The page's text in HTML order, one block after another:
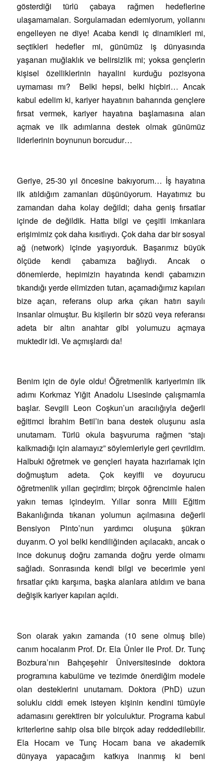
gösterdiği türlü çabaya rağmen hedeflerine
ulaşamamaları. Sorgulamadan edemiyorum, yollarını
engelleyen ne diye! Acaba kendi iç dinamikleri mi,
seçtikleri hedefler mi, günümüz iş dünyasında
yaşanan muğlaklık ve belirsizlik mi; yoksa gençlerin
kişisel özelliklerinin hayalini kurduğu pozisyona
uymaması mı? Belki hepsi, belki hiçbiri… Ancak
kabul edelim ki, kariyer hayatının baharında gençlere
fırsat vermek, kariyer hayatına başlamasına alan
açmak ve ilk adımlarına destek olmak günümüz
liderlerinin boynunun borcudur…
Geriye, 25-30 yıl öncesine bakıyorum… İş hayatına
ilk atıldığım zamanları düşünüyorum. Hayatımız bu
zamandan daha kolay değildi; daha geniş fırsatlar
içinde de değildik. Hatta bilgi ve çeşitli imkanlara
erişimimiz çok daha kısıtlıydı. Çok daha dar bir sosyal
ağ (network) içinde yaşıyorduk. Başarımız büyük
ölçüde kendi çabamıza bağlıydı. Ancak o
dönemlerde, hepimizin hayatında kendi çabamızın
tıkandığı yerde elimizden tutan, açamadığımız kapıları
bize açan, referans olup arka çıkan hatırı sayılı
insanlar olmuştur. Bu kişilerin bir sözü veya referansı
adeta bir altın anahtar gibi yolumuzu açmaya
muktedir idi. Ve açmışlardı da!
Benim için de öyle oldu! Öğretmenlik kariyerimin ilk
adımı Korkmaz Yiğit Anadolu Lisesinde çalışmamla
başlar. Sevgili Leon Coşkun’un aracılığıyla değerli
eğitimci İbrahim Betil’in bana destek oluşunu asla
unutamam. Türlü okula başvuruma rağmen “stajı
kalkmadığı için alamayız” söylemleriyle geri çevrildim.
Halbuki öğretmek ve gençleri hayata hazırlamak için
doğmuştum adeta. Çok keyifli ve doyurucu
öğretmenlik yılları geçirdim; birçok öğrencimle halen
yakın temas içindeyim. Yıllar sonra Milli Eğitim
Bakanlığında tıkanan yolumun açılmasına değerli
Bensiyon Pinto’nun yardımcı oluşuna şükran
duyarım. O yol belki kendiliğinden açılacaktı, ancak o
ince dokunuş doğru zamanda doğru yerde olmamı
sağladı. Sonrasında kendi bilgi ve becerimle yeni
fırsatlar çıktı karşıma, başka alanlara atıldım ve bana
değişik kariyer kapıları açıldı.
Son olarak yakın zamanda (10 sene olmuş bile)
canım hocalarım Prof. Dr. Ela Ünler ile Prof. Dr. Tunç
Bozbura’nın Bahçeşehir Üniversitesinde doktora
programına kabulüme ve tezimde önerdiğim modele
olan desteklerini unutamam. Doktora (PhD) uzun
soluklu ciddi emek isteyen kişinin kendini tümüyle
adamasını gerektiren bir yolculuktur. Programa kabul
kriterlerine sahip olsa bile birçok aday reddedilebilir.
Ela Hocam ve Tunç Hocam bana ve akademik
dünyaya yapacağım katkıya inanmış ki beni